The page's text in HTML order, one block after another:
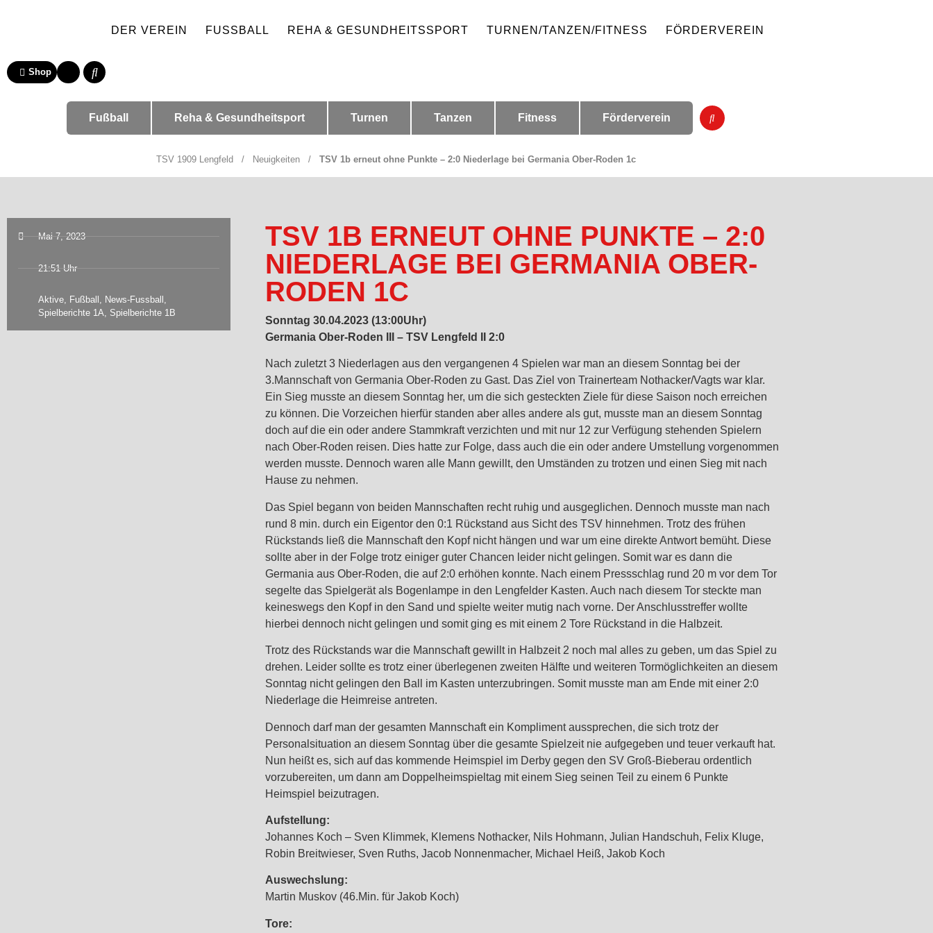
DER VEREIN FUSSBALL REHA & GESUNDHEITSSPORT TURNEN/TANZEN/FITNESS FÖRDERVEREIN
Shop
Fußball Reha & Gesundheitsport Turnen Tanzen Fitness Förderverein
TSV 1909 Lengfeld / Neuigkeiten/ TSV 1b erneut ohne Punkte – 2:0 Niederlage bei Germania Ober-Roden 1c
Mai 7, 2023
21:51 Uhr
Aktive, Fußball , News-Fussball ,
Spielberichte 1A, Spielberichte 1B
TSV 1B ERNEUT OHNE PUNKTE – 2:0
NIEDERLAGE BEI GERMANIA OBER-
RODEN 1C
Sonntag 30.04.2023 (13:00Uhr)
Germania Ober-Roden III – TSV Lengfeld II 2:0
Nach zuletzt 3 Niederlagen aus den vergangenen 4 Spielen war man an diesem Sonntag bei der
3.Mannschaft von Germania Ober-Roden zu Gast. Das Ziel von Trainerteam Nothacker/Vagts war klar.
Ein Sieg musste an diesem Sonntag her, um die sich gesteckten Ziele für diese Saison noch erreichen
zu können. Die Vorzeichen hierfür standen aber alles andere als gut, musste man an diesem Sonntag
doch auf die ein oder andere Stammkraft verzichten und mit nur 12 zur Verfügung stehenden Spielern
nach Ober-Roden reisen. Dies hatte zur Folge, dass auch die ein oder andere Umstellung vorgenommen
werden musste. Dennoch waren alle Mann gewillt, den Umständen zu trotzen und einen Sieg mit nach
Hause zu nehmen.
Das Spiel begann von beiden Mannschaften recht ruhig und ausgeglichen. Dennoch musste man nach
rund 8 min. durch ein Eigentor den 0:1 Rückstand aus Sicht des TSV hinnehmen. Trotz des frühen
Rückstands ließ die Mannschaft den Kopf nicht hängen und war um eine direkte Antwort bemüht. Diese
sollte aber in der Folge trotz einiger guter Chancen leider nicht gelingen. Somit war es dann die
Germania aus Ober-Roden, die auf 2:0 erhöhen konnte. Nach einem Pressschlag rund 20 m vor dem Tor
segelte das Spielgerät als Bogenlampe in den Lengfelder Kasten. Auch nach diesem Tor steckte man
keineswegs den Kopf in den Sand und spielte weiter mutig nach vorne. Der Anschlusstreffer wollte
hierbei dennoch nicht gelingen und somit ging es mit einem 2 Tore Rückstand in die Halbzeit.
Trotz des Rückstands war die Mannschaft gewillt in Halbzeit 2 noch mal alles zu geben, um das Spiel zu
drehen. Leider sollte es trotz einer überlegenen zweiten Hälfte und weiteren Tormöglichkeiten an diesem
Sonntag nicht gelingen den Ball im Kasten unterzubringen. Somit musste man am Ende mit einer 2:0
Niederlage die Heimreise antreten.
Dennoch darf man der gesamten Mannschaft ein Kompliment aussprechen, die sich trotz der
Personalsituation an diesem Sonntag über die gesamte Spielzeit nie aufgegeben und teuer verkauft hat.
Nun heißt es, sich auf das kommende Heimspiel im Derby gegen den SV Groß-Bieberau ordentlich
vorzubereiten, um dann am Doppelheimspieltag mit einem Sieg seinen Teil zu einem 6 Punkte
Heimspiel beizutragen.
Aufstellung:
Johannes Koch – Sven Klimmek, Klemens Nothacker, Nils Hohmann, Julian Handschuh, Felix Kluge,
Robin Breitwieser, Sven Ruths, Jacob Nonnenmacher, Michael Heiß, Jakob Koch
Auswechslung:
Martin Muskov (46.Min. für Jakob Koch)
Tore: